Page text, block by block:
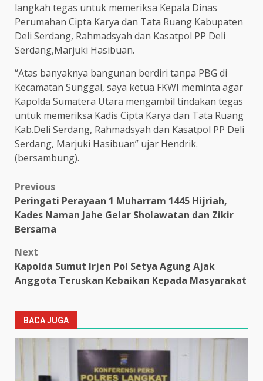
langkah tegas untuk memeriksa Kepala Dinas
Perumahan Cipta Karya dan Tata Ruang Kabupaten
Deli Serdang, Rahmadsyah dan Kasatpol PP Deli
Serdang,Marjuki Hasibuan.
“Atas banyaknya bangunan berdiri tanpa PBG di
Kecamatan Sunggal, saya ketua FKWI meminta agar
Kapolda Sumatera Utara mengambil tindakan tegas
untuk memeriksa Kadis Cipta Karya dan Tata Ruang
Kab.Deli Serdang, Rahmadsyah dan Kasatpol PP Deli
Serdang, Marjuki Hasibuan” ujar Hendrik.
(bersambung).
Post
navigation
Previous
Peringati Perayaan 1 Muharram 1445 Hijriah,
Kades Naman Jahe Gelar Sholawatan dan Zikir
Bersama
Next
Kapolda Sumut Irjen Pol Setya Agung Ajak
Anggota Teruskan Kebaikan Kepada Masyarakat
BACA JUGA